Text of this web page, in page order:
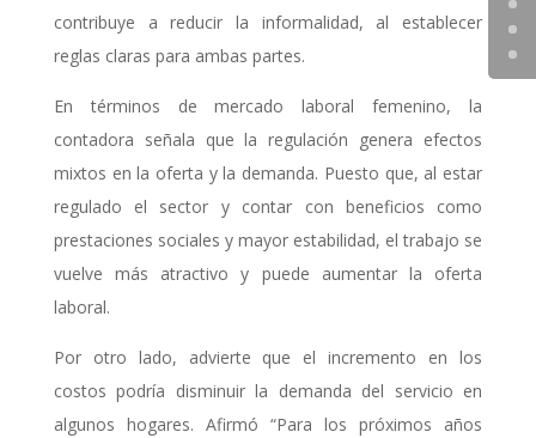
contribuye a reducir la informalidad, al establecer
reglas claras para ambas partes.
En términos de mercado laboral femenino, la
contadora señala que la regulación genera efectos
mixtos en la oferta y la demanda. Puesto que, al estar
regulado el sector y contar con beneficios como
prestaciones sociales y mayor estabilidad, el trabajo se
vuelve más atractivo y puede aumentar la oferta
laboral.
Por otro lado, advierte que el incremento en los
costos podría disminuir la demanda del servicio en
algunos hogares. Afirmó “Para los próximos años